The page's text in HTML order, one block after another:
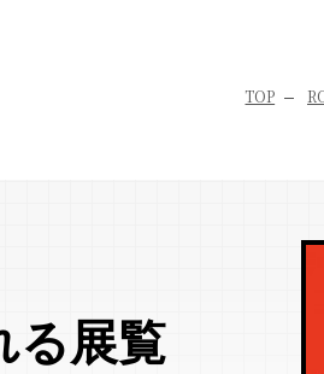
TOP
る展覧